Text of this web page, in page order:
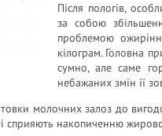
Після пологів,
за собою
проблемою
кілограм. Головна
сумно, але саме
небажаних змін її
молочних залоз до
сприяють накопиченню